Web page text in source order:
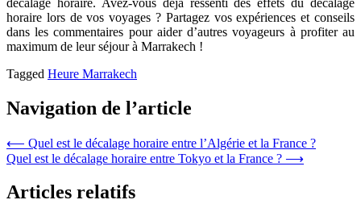
horaire lors de vos voyages ? Partagez vos expériences et conseils
dans les commentaires pour aider d’autres voyageurs à profiter au
maximum de leur séjour à Marrakech !
Tagged Heure Marrakech
Navigation de l’article
⟵ Quel est le décalage horaire entre l’Algérie et la France ?
Quel est le décalage horaire entre Tokyo et la France ? ⟶
Articles relatifs